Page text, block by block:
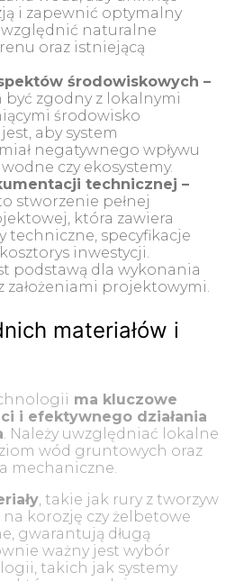
i zapewnić optymalny
naturalne
oraz istniejącą
środowiskowych –
zgodny z lokalnymi
środowisko
aby system
negatywnego wpływu
czy ekosystemy.
technicznej –
stworzenie pełnej
która zawiera
techniczne, specyfikacje
inwestycji.
podstawą dla wykonania
założeniami projektowymi.
materiałów i
ma kluczowe
i efektywnego działania
. Należy uwzględniać lokalne
wód gruntowych oraz
mechaniczne.
, takie jak rury z tworzyw
korozję czy żelbetowe
gwarantują długą
ważny jest wybór
takich jak systemy